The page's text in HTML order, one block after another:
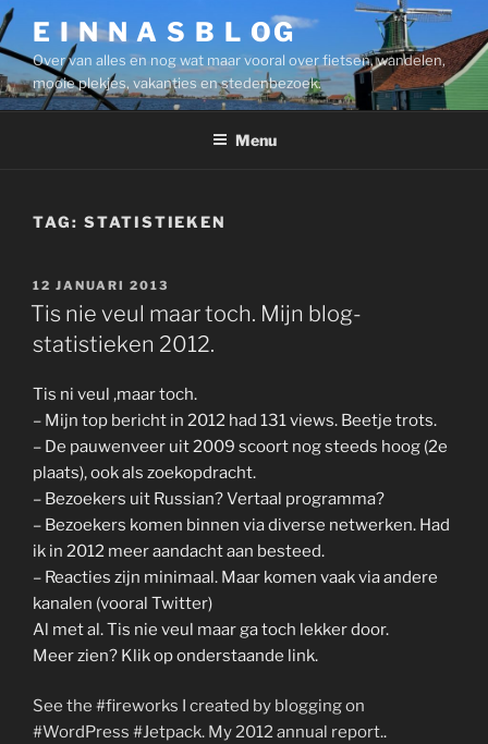
Ga
naar
de
inhoud
E I N N A S B L OG
Over van alles en nog wat maar vooral over fietsen, wandelen,
mooie plekjes, vakanties en stedenbezoek.
Menu
TAG: STATISTIEKEN
GEPLAATST
OP
12 JANUARI 2013
Tis nie veul maar toch. Mijn blog-
statistieken 2012.
Tis ni veul ,maar toch.
– Mijn top bericht in 2012 had 131 views. Beetje trots.
– De pauwenveer uit 2009 scoort nog steeds hoog (2e
plaats), ook als zoekopdracht.
– Bezoekers uit Russian? Vertaal programma?
– Bezoekers komen binnen via diverse netwerken. Had
ik in 2012 meer aandacht aan besteed.
– Reacties zijn minimaal. Maar komen vaak via andere
kanalen (vooral Twitter)
Al met al. Tis nie veul maar ga toch lekker door.
Meer zien? Klik op onderstaande link.
See the #fireworks I created by blogging on
#WordPress #Jetpack. My 2012 annual report..